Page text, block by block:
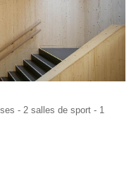
- 2 salles de sport - 1